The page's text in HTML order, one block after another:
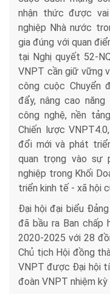
nhận thức được
nghiệp Nhà nước
gia đúng với quan
tại Nghị quyết 52-
VNPT cần giữ vững
công cuộc Chuyển
đẩy, nâng cao
công nghệ, nền
Chiến lược
đổi mới và phát
quan trọng vào sự
nghiệp trong Khối
triển kinh tế - xã hội
Đại hội đại biểu
đã bầu ra Ban chấp
2020-2025 với 28
Chủ tịch Hội đồng
VNPT được Đại hội
đoàn VNPT nhiệm